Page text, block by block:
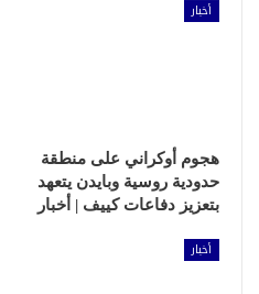
أخبار
هجوم أوكراني على منطقة
حدودية روسية وبايدن يتعهد
بتعزيز دفاعات كييف | أخبار
أخبار